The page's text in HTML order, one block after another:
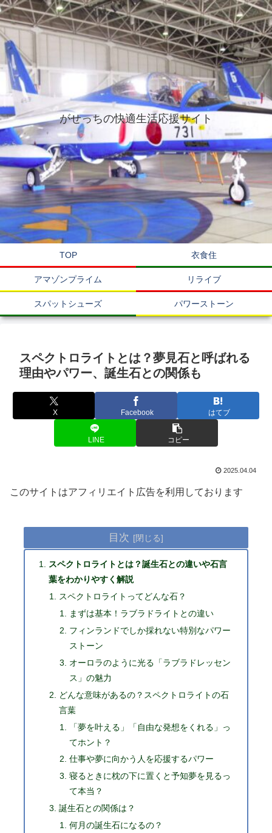
がせっちの快適生活応援サイト
TOP 衣食住
アマゾンプライム リライブ
スパットシューズ パワーストーン
スペクトロライトとは？夢見石と呼ばれる
理由やパワー、誕生石との関係も
X Facebook はてブ
LINE コピー
2025.04.04
このサイトはアフィリエイト広告を利用しております
目次
スペクトロライトとは？誕生石との違いや石言
葉をわかりやすく解説
スペクトロライトってどんな石？
まずは基本！ラブラドライトとの違い
フィンランドでしか採れない特別なパワー
ストーン
オーロラのように光る「ラブラドレッセン
ス」の魅力
どんな意味があるの？スペクトロライトの石
言葉
「夢を叶える」「自由な発想をくれる」っ
てホント？
仕事や夢に向かう人を応援するパワー
寝るときに枕の下に置くと予知夢を見るっ
て本当？
誕生石との関係は？
何月の誕生石になるの？